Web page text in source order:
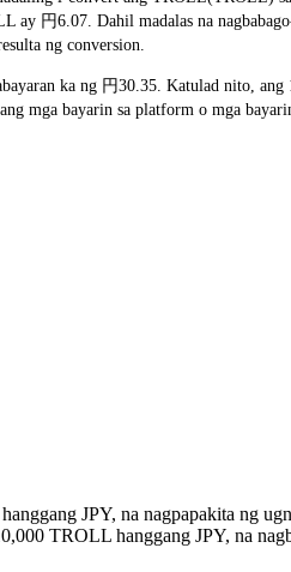
ay 円6.07. Dahil madalas na
ng conversion.
ka ng 円30.35. Katulad nito,
mga bayarin sa platform o mga
JPY, na nagpapakita ng
TROLL hanggang JPY, na